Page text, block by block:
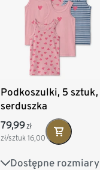
Podkoszulki, 5 sztuk,
serduszka
79,99zł
zł/sztuk16,00
Dostępne rozmiary
86/92 98/104